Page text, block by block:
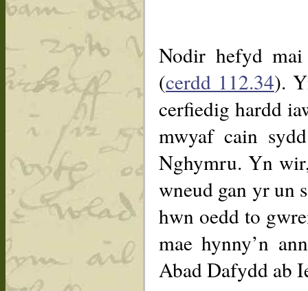
Nodir hefyd
(cerdd 112.34).
cerfiedig hardd
mwyaf cain
Nghymru. Yn
wneud gan yr un
hwn oedd to
mae hynny’n
Abad Dafydd ab